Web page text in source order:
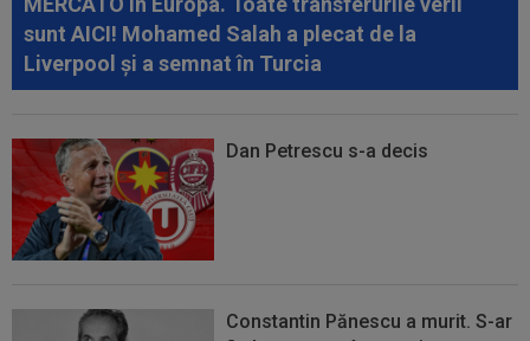
sunt AICI! Mohamed Salah a plecat de la
Liverpool și a semnat în Turcia
Dan Petrescu s-a decis
Constantin Pănescu a murit. S-ar